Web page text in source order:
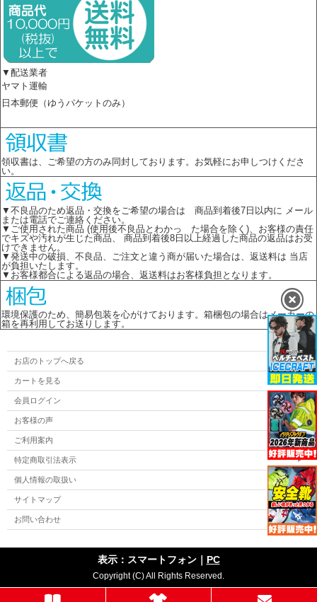
▼配送業者
ヤマト運輸
日本郵便（ゆうパケットのみ）
領収書は、ご希望の方のみ同封しております。お気軽にお申しつけくださ
い。
▼不良品のため返品・交換をご希望の場合は 商品到着後7日以内に メール
または電話でご連絡ください。
▼ご使用された商品 (使用後不良品とわかっ た場合を除く)、お客様の責任
でキズや汚れが生じた商品、 商品到着後8日以上経過した商品の返品はお受
けできません。
▼発送中の破損、不良品、ご注文と違う商が届いた場合は、返送料は 当店
が負担いたします。
▼お客様都合による返品の場合、返送料はお客様負担となります。
環境保護のため、簡易包装を心がけております。箱梱包の場合はメーカーの
箱を再利用してお送りします。
お店のトップへ戻る
カートを見る
会員ログイン
お客様の声
ご利用案内
特定商取引法表示
個人情報の取扱い
サイトマップ
お問い合わせ
表示：スマートフォン｜ PC
Copyright (C) All Rights Reserved.